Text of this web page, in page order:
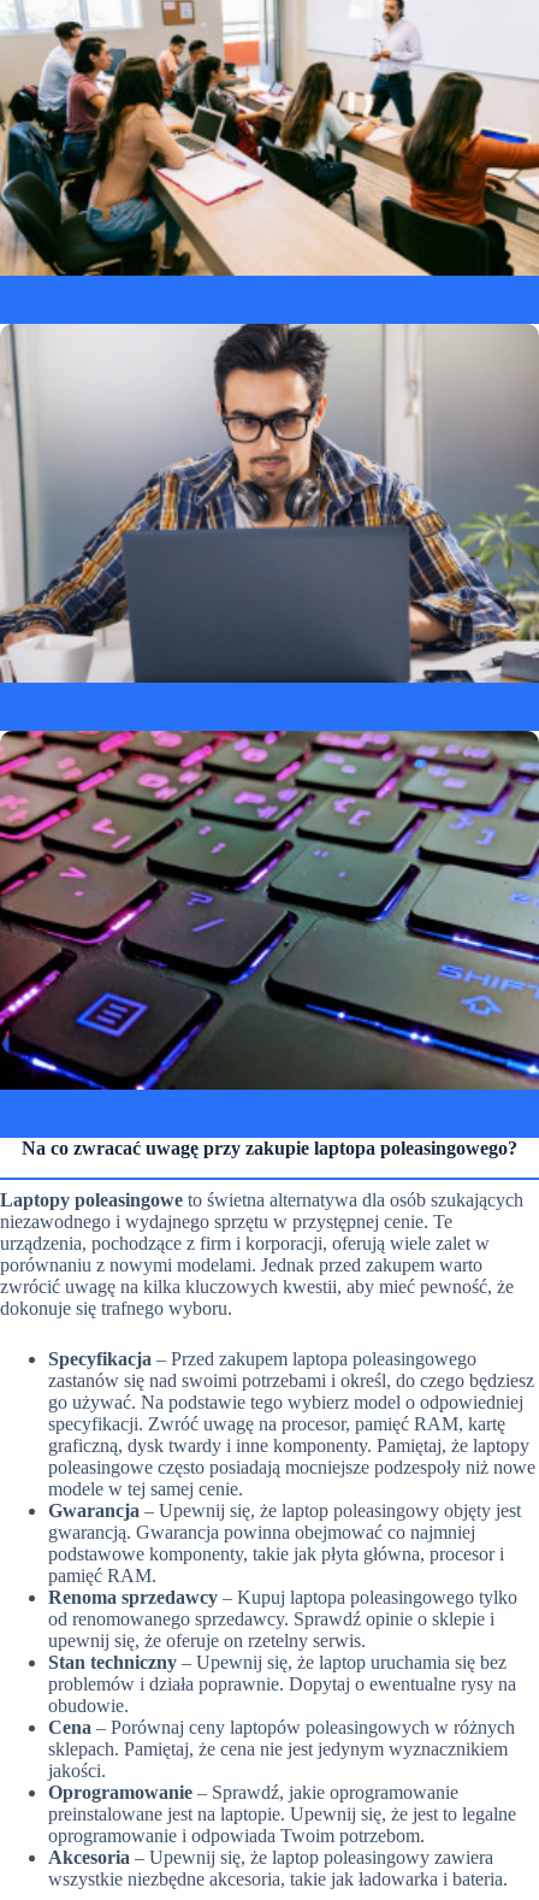
Na co zwracać uwagę przy zakupie laptopa poleasingowego?
Laptopy poleasingowe to świetna alternatywa dla osób szukających
niezawodnego i wydajnego sprzętu w przystępnej cenie. Te
urządzenia, pochodzące z firm i korporacji, oferują wiele zalet w
porównaniu z nowymi modelami. Jednak przed zakupem warto
zwrócić uwagę na kilka kluczowych kwestii, aby mieć pewność, że
dokonuje się trafnego wyboru.
Specyfikacja – Przed zakupem laptopa poleasingowego
zastanów się nad swoimi potrzebami i określ, do czego będziesz
go używać. Na podstawie tego wybierz model o odpowiedniej
specyfikacji. Zwróć uwagę na procesor, pamięć RAM, kartę
graficzną, dysk twardy i inne komponenty. Pamiętaj, że laptopy
poleasingowe często posiadają mocniejsze podzespoły niż nowe
modele w tej samej cenie.
Gwarancja – Upewnij się, że laptop poleasingowy objęty jest
gwarancją. Gwarancja powinna obejmować co najmniej
podstawowe komponenty, takie jak płyta główna, procesor i
pamięć RAM.
Renoma sprzedawcy – Kupuj laptopa poleasingowego tylko
od renomowanego sprzedawcy. Sprawdź opinie o sklepie i
upewnij się, że oferuje on rzetelny serwis.
Stan techniczny – Upewnij się, że laptop uruchamia się bez
problemów i działa poprawnie. Dopytaj o ewentualne rysy na
obudowie.
Cena – Porównaj ceny laptopów poleasingowych w różnych
sklepach. Pamiętaj, że cena nie jest jedynym wyznacznikiem
jakości.
Oprogramowanie – Sprawdź, jakie oprogramowanie
preinstalowane jest na laptopie. Upewnij się, że jest to legalne
oprogramowanie i odpowiada Twoim potrzebom.
Akcesoria – Upewnij się, że laptop poleasingowy zawiera
wszystkie niezbędne akcesoria, takie jak ładowarka i bateria.